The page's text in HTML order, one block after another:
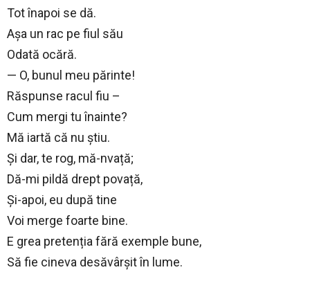
Tot înapoi se dă.
Așa un rac pe fiul său
Odată ocără.
— O, bunul meu părinte!
Răspunse racul fiu –
Cum mergi tu înainte?
Mă iartă că nu știu.
Și dar, te rog, mă-nvață;
Dă-mi pildă drept povață,
Și-apoi, eu după tine
Voi merge foarte bine.
E grea pretenția fără exemple bune,
Să fie cineva desăvârșit în lume.